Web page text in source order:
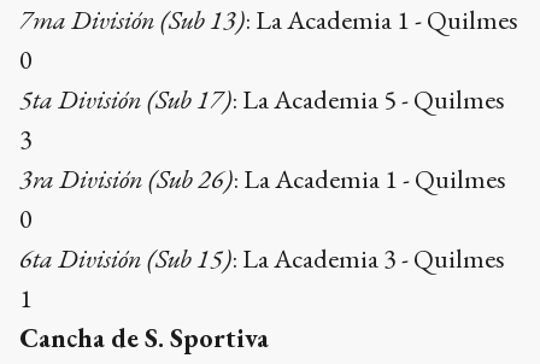
7ma División (Sub 13): La Academia 1 - Quilmes
0
5ta División (Sub 17): La Academia 5 - Quilmes
3
3ra División (Sub 26): La Academia 1 - Quilmes
0
6ta División (Sub 15): La Academia 3 - Quilmes
1
Cancha de S. Sportiva